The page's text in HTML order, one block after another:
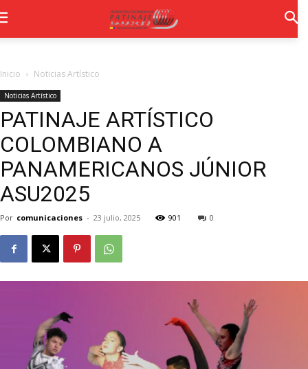
Inicio Noticias Artístico
Noticias Artístico
PATINAJE ARTÍSTICO
COLOMBIANO A
PANAMERICANOS JÚNIOR
ASU2025
Por comunicaciones - 23 julio, 2025 901 0